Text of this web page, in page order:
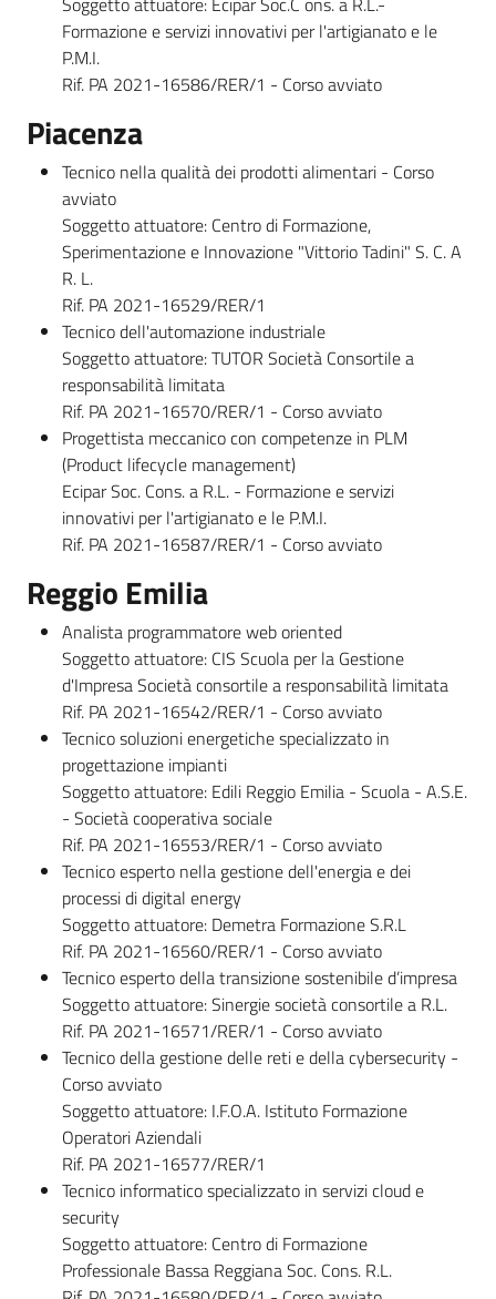
Formazione e servizi innovativi per l'artigianato e le
P.M.I.
Rif. PA 2021-16586/RER/1 - Corso avviato
Piacenza
Tecnico nella qualità dei prodotti alimentari - Corso
avviato
Soggetto attuatore: Centro di Formazione,
Sperimentazione e Innovazione "Vittorio Tadini" S. C. A
R. L.
Rif. PA 2021-16529/RER/1
Tecnico dell'automazione industriale
Soggetto attuatore: TUTOR Società Consortile a
responsabilità limitata
Rif. PA 2021-16570/RER/1 - Corso avviato
Progettista meccanico con competenze in PLM
(Product lifecycle management)
Ecipar Soc. Cons. a R.L. - Formazione e servizi
innovativi per l'artigianato e le P.M.I.
Rif. PA 2021-16587/RER/1 - Corso avviato
Reggio Emilia
Analista programmatore web oriented
Soggetto attuatore: CIS Scuola per la Gestione
d'Impresa Società consortile a responsabilità limitata
Rif. PA 2021-16542/RER/1 - Corso avviato
Tecnico soluzioni energetiche specializzato in
progettazione impianti
Soggetto attuatore: Edili Reggio Emilia - Scuola - A.S.E.
- Società cooperativa sociale
Rif. PA 2021-16553/RER/1 - Corso avviato
Tecnico esperto nella gestione dell'energia e dei
processi di digital energy
Soggetto attuatore: Demetra Formazione S.R.L
Rif. PA 2021-16560/RER/1 - Corso avviato
Tecnico esperto della transizione sostenibile d’impresa
Soggetto attuatore: Sinergie società consortile a R.L.
Rif. PA 2021-16571/RER/1 - Corso avviato
Tecnico della gestione delle reti e della cybersecurity -
Corso avviato
Soggetto attuatore: I.F.O.A. Istituto Formazione
Operatori Aziendali
Rif. PA 2021-16577/RER/1
Tecnico informatico specializzato in servizi cloud e
security
Soggetto attuatore: Centro di Formazione
Professionale Bassa Reggiana Soc. Cons. R.L.